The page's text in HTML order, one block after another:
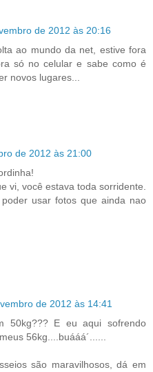
de 2012 às 20:16
ao mundo da net, estive fora
só no celular e sabe como é
novos lugares...
de 2012 às 21:00
vi, você estava toda sorridente.
usar fotos que ainda nao
de 2012 às 14:41
50kg??? E eu aqui sofrendo
56kg....buááá´......
são maravilhosos, dá em